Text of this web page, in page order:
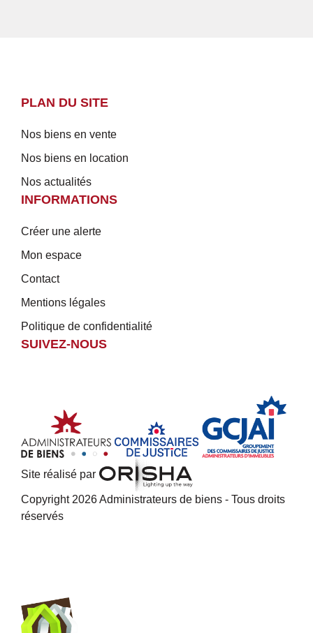
PLAN DU SITE
Nos biens en vente
Nos biens en location
Nos actualités
INFORMATIONS
Créer une alerte
Mon espace
Contact
Mentions légales
Politique de confidentialité
SUIVEZ-NOUS
Site réalisé par
Copyright 2026 Administrateurs de biens - Tous droits
réservés